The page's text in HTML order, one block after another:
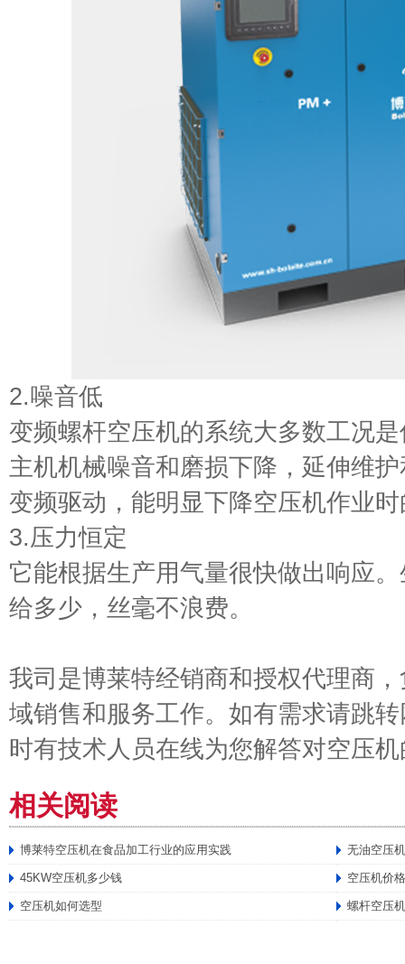
2.噪音低
变频螺杆空压机的系统大多数工况
主机机械噪音和磨损下降，延伸维
变频驱动，能明显下降空压机作业
3.压力恒定
它能根据生产用气量很快做出响应
给多少，丝毫不浪费。
我司是博莱特经销商和授权代理商
域销售和服务工作。如有需求请跳
时有技术人员在线为您解答对空压
相关阅读
博莱特空压机在食品加工行业的应用实践 无油空压
45KW空压机多少钱 空压机价
空压机如何选型 螺杆空压